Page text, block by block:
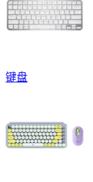
键盘